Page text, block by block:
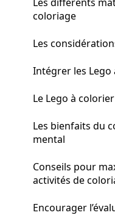
coloriage
Les
Intégrer les Lego
Le Lego à
Les bienfaits du
mental
Conseils pour
activités de
Encourager